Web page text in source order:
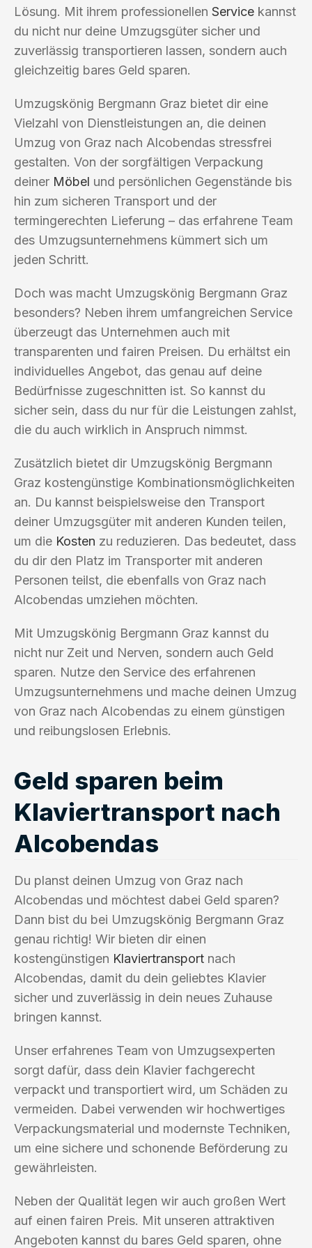
Lösung. Mit ihrem professionellen Service kannst
du nicht nur deine Umzugsgüter sicher und
zuverlässig transportieren lassen, sondern auch
gleichzeitig bares Geld sparen.
Umzugskönig Bergmann Graz bietet dir eine
Vielzahl von Dienstleistungen an, die deinen
Umzug von Graz nach Alcobendas stressfrei
gestalten. Von der sorgfältigen Verpackung
deiner Möbel und persönlichen Gegenstände bis
hin zum sicheren Transport und der
termingerechten Lieferung – das erfahrene Team
des Umzugsunternehmens kümmert sich um
jeden Schritt.
Doch was macht Umzugskönig Bergmann Graz
besonders? Neben ihrem umfangreichen Service
überzeugt das Unternehmen auch mit
transparenten und fairen Preisen. Du erhältst ein
individuelles Angebot, das genau auf deine
Bedürfnisse zugeschnitten ist. So kannst du
sicher sein, dass du nur für die Leistungen zahlst,
die du auch wirklich in Anspruch nimmst.
Zusätzlich bietet dir Umzugskönig Bergmann
Graz kostengünstige Kombinationsmöglichkeiten
an. Du kannst beispielsweise den Transport
deiner Umzugsgüter mit anderen Kunden teilen,
um die Kosten zu reduzieren. Das bedeutet, dass
du dir den Platz im Transporter mit anderen
Personen teilst, die ebenfalls von Graz nach
Alcobendas umziehen möchten.
Mit Umzugskönig Bergmann Graz kannst du
nicht nur Zeit und Nerven, sondern auch Geld
sparen. Nutze den Service des erfahrenen
Umzugsunternehmens und mache deinen Umzug
von Graz nach Alcobendas zu einem günstigen
und reibungslosen Erlebnis.
Geld sparen beim
Klaviertransport nach
Alcobendas
Du planst deinen Umzug von Graz nach
Alcobendas und möchtest dabei Geld sparen?
Dann bist du bei Umzugskönig Bergmann Graz
genau richtig! Wir bieten dir einen
kostengünstigen Klaviertransport nach
Alcobendas, damit du dein geliebtes Klavier
sicher und zuverlässig in dein neues Zuhause
bringen kannst.
Unser erfahrenes Team von Umzugsexperten
sorgt dafür, dass dein Klavier fachgerecht
verpackt und transportiert wird, um Schäden zu
vermeiden. Dabei verwenden wir hochwertiges
Verpackungsmaterial und modernste Techniken,
um eine sichere und schonende Beförderung zu
gewährleisten.
Neben der Qualität legen wir auch großen Wert
auf einen fairen Preis. Mit unseren attraktiven
Angeboten kannst du bares Geld sparen, ohne